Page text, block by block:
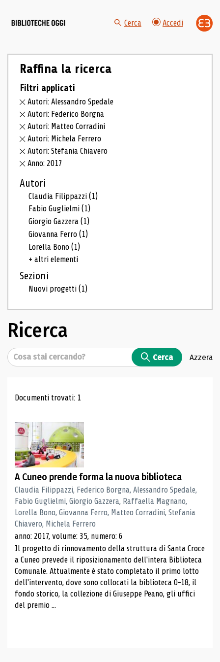
Cerca Accedi
Raffina la ricerca
Filtri applicati
Autori: Alessandro Spedale
Autori: Federico Borgna
Autori: Matteo Corradini
Autori: Michela Ferrero
Autori: Stefania Chiavero
Anno: 2017
Autori
Claudia Filippazzi(1)
Fabio Guglielmi(1)
Giorgio Gazzera(1)
Giovanna Ferro(1)
Lorella Bono(1)
+ altri elementi
Sezioni
Nuovi progetti(1)
Ricerca
Cerca Cerca Azzera
Risultati di ricerca
Documenti trovati: 1
A Cuneo prende forma la nuova biblioteca
Claudia Filippazzi, Federico Borgna, Alessandro Spedale,
Fabio Guglielmi, Giorgio Gazzera, Raffaella Magnano,
Lorella Bono, Giovanna Ferro, Matteo Corradini, Stefania
Chiavero, Michela Ferrero
anno: 2017, volume: 35, numero: 6
Il progetto di rinnovamento della struttura di Santa Croce
a Cuneo prevede il riposizionamento dell'intera Biblioteca
Comunale. Attualmente è stato completato il primo lotto
dell'intervento, dove sono collocati la biblioteca 0-18, il
fondo storico, la collezione di Giuseppe Peano, gli uffici
del premio ...